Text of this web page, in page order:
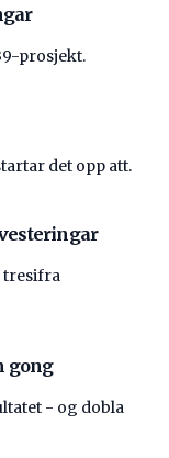
prosjekt.
det opp att.
tresifra
gong
- og dobla